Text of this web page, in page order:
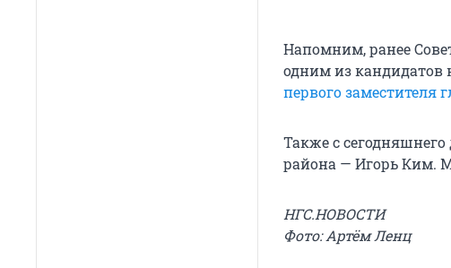
Напомним, ранее
одним из кандидатов
первого заместителя
Также с
района — Игорь Ким.
НГС.НОВОСТИ
Фото: Артём Ленц